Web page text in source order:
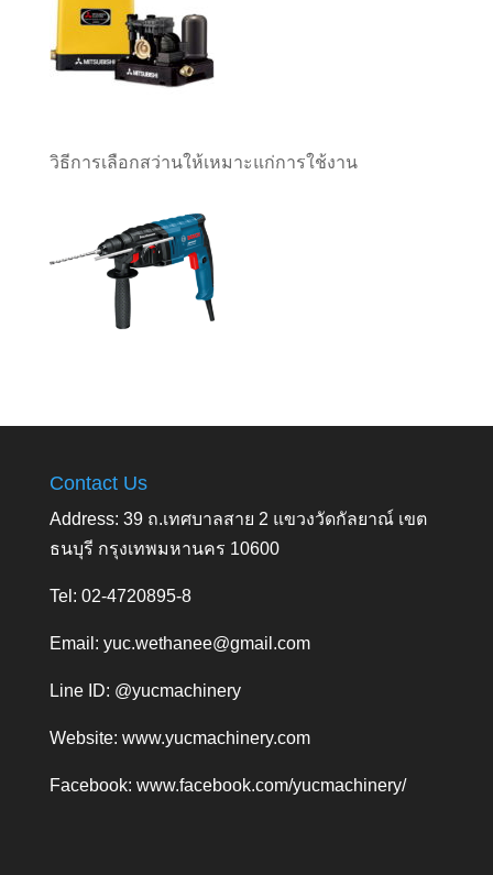
วิธีการเลือกสว่านให้เหมาะแก่การใช้งาน
Contact Us
Address: 39 ถ.เทศบาลสาย 2 แขวงวัดกัลยาณ์ เขต
ธนบุรี กรุงเทพมหานคร 10600
Tel: 02-4720895-8
Email: yuc.wethanee@gmail.com
Line ID: @yucmachinery
Website: www.yucmachinery.com
Facebook: www.facebook.com/yucmachinery/